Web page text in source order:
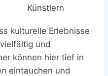
Künstlern
kulturelle Erlebnisse
und
können hier tief in
eintauchen und